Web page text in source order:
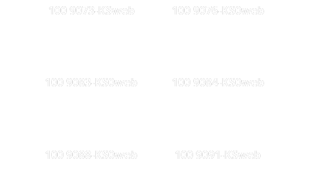
100 9073-KSweb 100 9076-KS0web
100 9083-KS0web 100 9084-KS0web
100 9088-KS0web 100 9091-KSweb